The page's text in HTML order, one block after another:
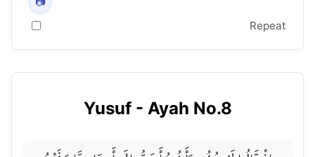
Repeat
Yusuf- Ayah No.8